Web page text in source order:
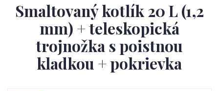
Smaltovaný kotlík 20 L (1,2
mm) + teleskopická
trojnožka s poistnou
kladkou + pokrievka